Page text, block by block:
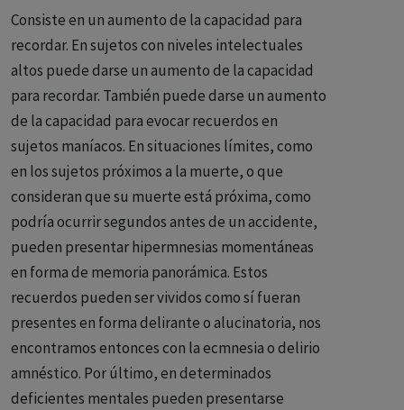
Consiste en un aumento de la capacidad para
recordar. En sujetos con niveles intelectuales
altos puede darse un aumento de la capacidad
para recordar. También puede darse un aumento
de la capacidad para evocar recuerdos en
sujetos maníacos. En situaciones límites, como
en los sujetos próximos a la muerte, o que
consideran que su muerte está próxima, como
podría ocurrir segundos antes de un accidente,
pueden presentar hipermnesias momentáneas
en forma de memoria panorámica. Estos
recuerdos pueden ser vividos como sí fueran
presentes en forma delirante o alucinatoria, nos
encontramos entonces con la ecmnesia o delirio
amnéstico. Por último, en determinados
deficientes mentales pueden presentarse